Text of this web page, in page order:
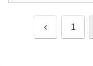
前 1